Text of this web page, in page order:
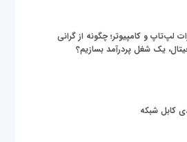
لپ‌تاپ و کامپیوتر؛ چگونه از گرانی
یک شغل پردرآمد بسازیم؟
کابل شبکه